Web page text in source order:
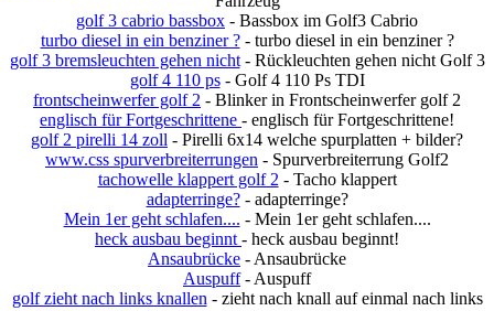
golf 3 cabrio bassbox - Bassbox im Golf3 Cabrio
turbo diesel in ein benziner ?- turbo diesel in ein benziner ?
golf 3 bremsleuchten gehen nicht- Rückleuchten gehen nicht Golf 3
golf 4 110 ps- Golf 4 110 Ps TDI
frontscheinwerfer golf 2 - Blinker in Frontscheinwerfer golf 2
englisch für Fortgeschrittene - englisch für Fortgeschrittene!
golf 2 pirelli 14 zoll - Pirelli 6x14 welche spurplatten + bilder?
www.css spurverbreiterrungen - Spurverbreiterrung Golf2
tachowelle klappert golf 2 - Tacho klappert
adapterringe?- adapterringe?
Mein 1er geht schlafen.... - Mein 1er geht schlafen....
heck ausbau beginnt - heck ausbau beginnt!
Ansaubrücke - Ansaubrücke
Auspuff- Auspuff
golf zieht nach links knallen - zieht nach knall auf einmal nach links